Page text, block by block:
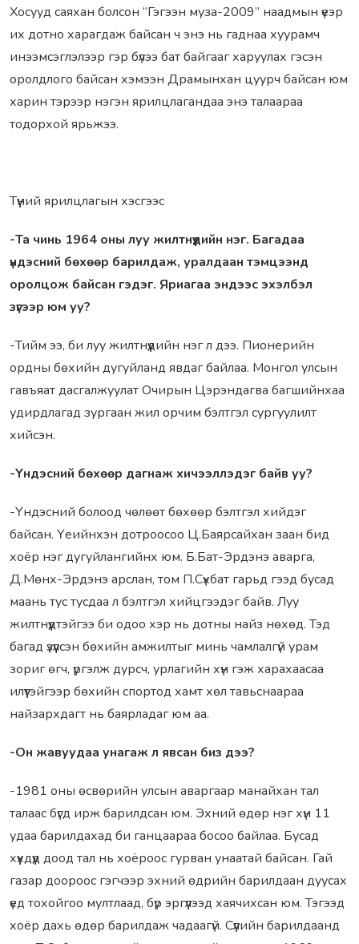
Хосууд саяхан болсон “Гэгээн муза-2009” наадмын үеэр
их дотно харагдаж байсан ч энэ нь гаднаа хуурамч
инээмсэглэлээр гэр бүлээ бат байгааг харуулах гэсэн
оролдлого байсан хэмээн Драмынхан цуурч байсан юм
харин тэрээр нэгэн ярилцлагандаа энэ талаараа
тодорхой ярьжээ.
Түүний ярилцлагын хэсгээс
-Та чинь 1964 оны луу жилтнүүдийн нэг. Багадаа
үндэсний бөхөөр барилдаж, уралдаан тэмцээнд
оролцож байсан гэдэг. Яриагаа эндээс эхэлбэл
зүгээр юм уу?
-Тийм ээ, би луу жилтнүүдийн нэг л дээ. Пионерийн
ордны бөхийн дугуйланд явдаг байлаа. Монгол улсын
гавъяат дасгалжуулат Очирын Цэрэндагва багшийнхаа
удирдлагад зургаан жил орчим бэлтгэл сургуулилт
хийсэн.
-Үндэсний бөхөөр дагнаж хичээллэдэг байв уу?
-Үндэсний болоод чөлөөт бөхөөр бэлтгэл хийдэг
байсан. Үеийнхэн дотроосоо Ц.Баярсайхан заан бид
хоёр нэг дугуйлангийнх юм. Б.Бат-Эрдэнэ аварга,
Д.Мөнх-Эрдэнэ арслан, том П.Сүхбат гарьд гээд бусад
маань тус тусдаа л бэлтгэл хийцгээдэг байв. Луу
жилтнүүдтэйгээ би одоо хэр нь дотны найз нөхөд. Тэд
багад үзүүлсэн бөхийн амжилтыг минь чамлалгүй урам
зориг өгч, үргэлж дурсч, урлагийн хүн гэж харахаасаа
илүүтэйгээр бөхийн спортод хамт хөл тавьснаараа
найзархдагт нь баярладаг юм аа.
-Он жавуудаа унагаж л явсан биз дээ?
-1981 оны өсвөрийн улсын аваргаар манайхан тал
талаас бүгд ирж барилдсан юм. Эхний өдөр нэг хүн 11
удаа барилдахад би ганцаараа босоо байлаа. Бусад
хүүхдүүд доод тал нь хоёроос гурван унаатай байсан. Гай
газар доороос гэгчээр эхний өдрийн барилдаан дуусах
үед тохойгоо мултлаад, бүр эргүүлээд хаячихсан юм. Тэгээд
хоёр дахь өдөр барилдаж чадаагүй. Сүүлийн барилдаанд